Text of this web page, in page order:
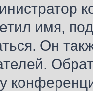
имя,
Он